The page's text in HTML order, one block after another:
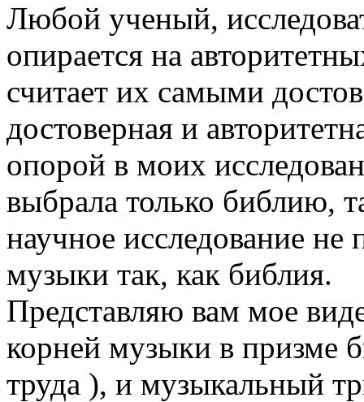
Любой ученый,
опирается на
считает их самыми
достоверная и
опорой в моих
выбрала только библию,
научное исследование не
музыки так, как библия.
Представляю вам мое
корней музыки в призме
труда ), и музыкальный